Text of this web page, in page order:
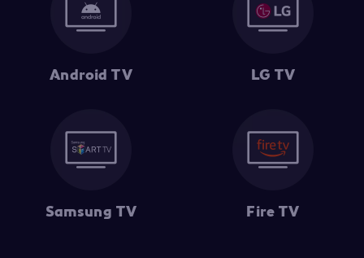
Android TV LG TV
Samsung TV Fire TV